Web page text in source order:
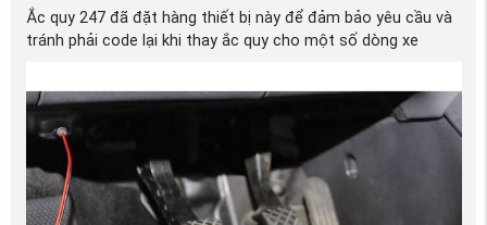
Ắc quy 247 đã đặt hàng thiết bị này để đảm bảo yêu cầu và
tránh phải code lại khi thay ắc quy cho một số dòng xe